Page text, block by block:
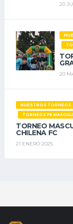
20
20
NUESTROS TORNEOS
TORNEOS F8
TORNEO
CHILENA FC
21 ENERO 2025